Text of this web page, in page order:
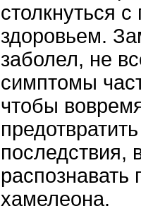
столкнуться
здоровьем.
заболел, не
симптомы
чтобы
последствия,
распознавать
хамелеона.